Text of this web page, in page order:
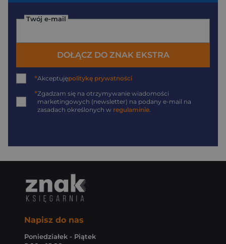
Twój e-mail
DOŁĄCZ DO ZNAK EKSTRA
*Akceptujępolitykę prywatności
*Zgadzam się na otrzymywanie wiadomości
marketingowych (newsletter) na podany e-mail na
zasadach określonych w regulaminie.
Napisz do nas
Poniedziałek - Piątek